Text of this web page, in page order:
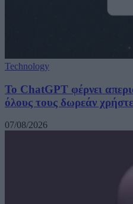
Technology
Το ChatGPT φέρνει
όλους τους δωρεάν
07/08/2026